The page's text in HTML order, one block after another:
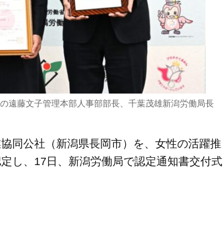
遠藤文子管理本部人事部部長、千葉茂雄新潟労働局長
同公社（新潟県長岡市）を、女性の活躍推
し、17日、新潟労働局で認定通知書交付式